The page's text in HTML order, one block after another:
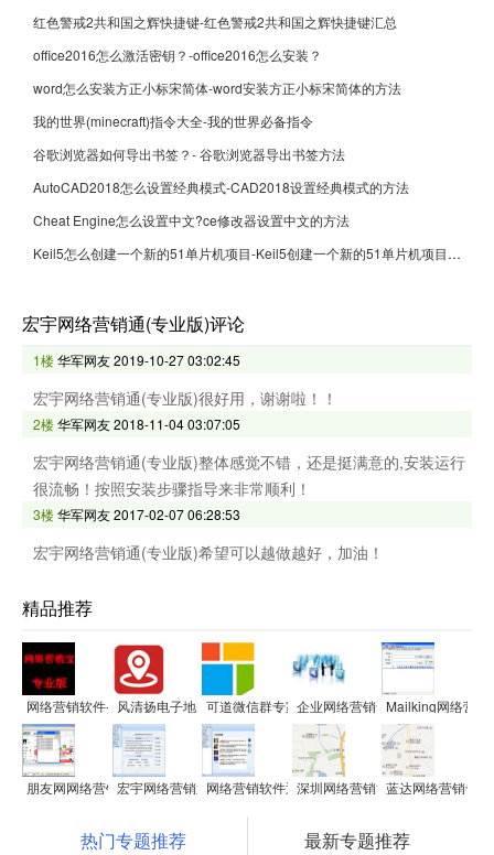
红色警戒2共和国之辉快捷键-红色警戒2共和国之辉快捷键汇总
office2016怎么激活密钥？-office2016怎么安装？
word怎么安装方正小标宋简体-word安装方正小标宋简体的方法
我的世界(minecraft)指令大全-我的世界必备指令
谷歌浏览器如何导出书签？- 谷歌浏览器导出书签方法
AutoCAD2018怎么设置经典模式-CAD2018设置经典模式的方法
Cheat Engine怎么设置中文?ce修改器设置中文的方法
Keil5怎么创建一个新的51单片机项目-Keil5创建一个新的51单片机项目的方法
宏宇网络营销通(专业版)评论
1楼华军网友2019-10-27 03:02:45
宏宇网络营销通(专业版)很好用，谢谢啦！！
2楼华军网友2018-11-04 03:07:05
宏宇网络营销通(专业版)整体感觉不错，还是挺满意的,安装运行
很流畅！按照安装步骤指导来非常顺利！
3楼华军网友2017-02-07 06:28:53
宏宇网络营销通(专业版)希望可以越做越好，加油！
精品推荐
网络营销软件-信息发布软件风清扬电子地图采集软件
可道微信群专家企业网络营销专家信息发布系统
Mailking网络营销
朋友网网络营销推广工具宏宇网络营销通(专业版)网络营销软件通科商务营销通(专业版)
深圳网络营销博士蓝达网络营销专
热门专题推荐 最新专题推荐